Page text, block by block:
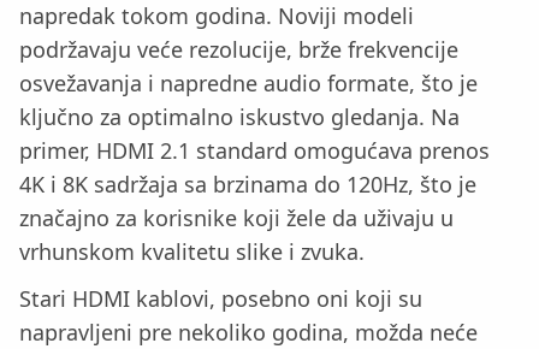
napredak tokom godina. Noviji modeli
podržavaju veće rezolucije, brže frekvencije
osvežavanja i napredne audio formate, što je
ključno za optimalno iskustvo gledanja. Na
primer, HDMI 2.1 standard omogućava prenos
4K i 8K sadržaja sa brzinama do 120Hz, što je
značajno za korisnike koji žele da uživaju u
vrhunskom kvalitetu slike i zvuka.
Stari HDMI kablovi, posebno oni koji su
napravljeni pre nekoliko godina, možda neće